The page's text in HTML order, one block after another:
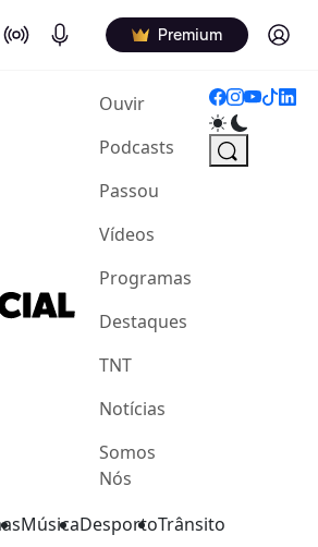
On Air Podcasts Premium Log in
Ouvir(current)
Podcasts
Passou
Vídeos
Programas
Destaques
TNT
Notícias
Somos
Nós
MúsicaDesportoTrânsito